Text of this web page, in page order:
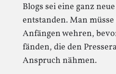
Blogs sei eine ganz
entstanden. Man
Anfängen wehren,
fänden, die den
Anspruch nähmen.